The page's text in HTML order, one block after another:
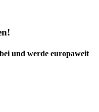
und werde europaweit